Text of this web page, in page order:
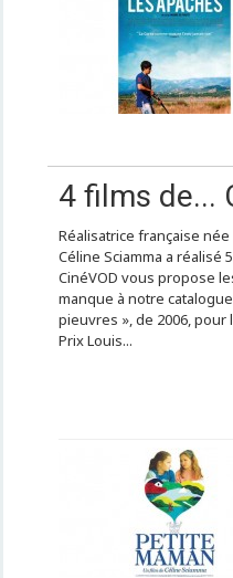
4 films de...
Réalisatrice française
Céline Sciamma a réalisé
CinéVOD vous propose
manque à notre
pieuvres », de 2006,
Prix Louis...